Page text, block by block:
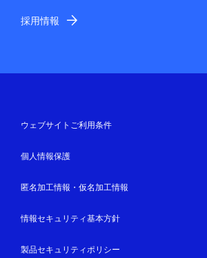
採用情報
ウェブサイトご利用条件
個人情報保護
匿名加工情報・仮名加工情報
情報セキュリティ基本方針
製品セキュリティポリシー